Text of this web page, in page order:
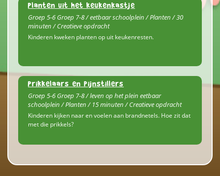
Planten uit het keukenkastje
Groep 5-6 Groep 7-8 / eetbaar schoolplein / Planten / 30
minuten / Creatieve opdracht
Kinderen kweken planten op uit keukenresten.
Prikkelaars en pijnstillers
Groep 5-6 Groep 7-8 / leven op het plein eetbaar
schoolplein / Planten / 15 minuten / Creatieve opdracht
Kinderen kijken naar en voelen aan brandnetels. Hoe zit dat
met die prikkels?